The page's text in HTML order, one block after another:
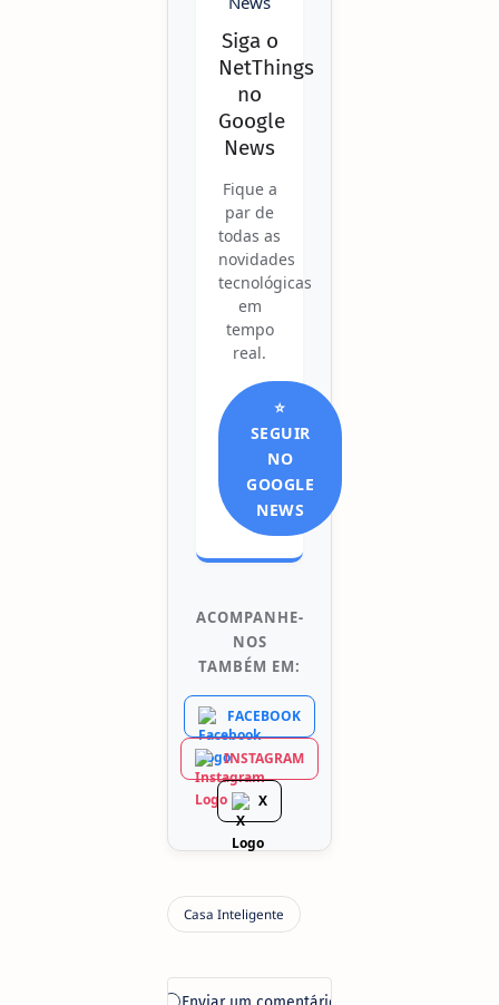
Siga o
NetThings
no
Google
News
Fique a
par de
todas as
novidades
tecnológicas
em
tempo
real.
⭐
SEGUIR
NO
GOOGLE
NEWS
ACOMPANHE-
NOS
TAMBÉM EM:
FACEBOOK
INSTAGRAM
X